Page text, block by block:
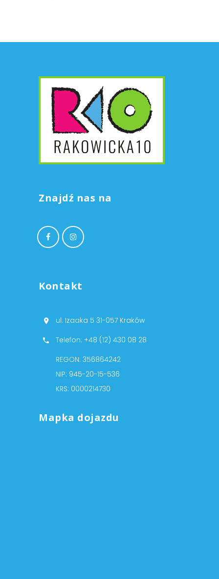
Znajdź nas na
Kontakt
ul. Izaaka 5 31-057 Kraków
Telefon: +48 (12) 430 08 28
REGON: 356864242
NIP: 945-20-15-536
KRS: 0000214730
Mapka dojazdu